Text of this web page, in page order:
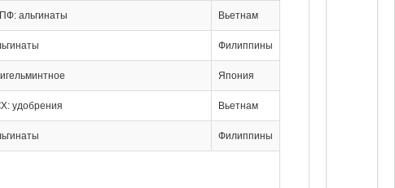
альгинаты Вьетнам
Филиппины
Япония
удобрения Вьетнам
Филиппины